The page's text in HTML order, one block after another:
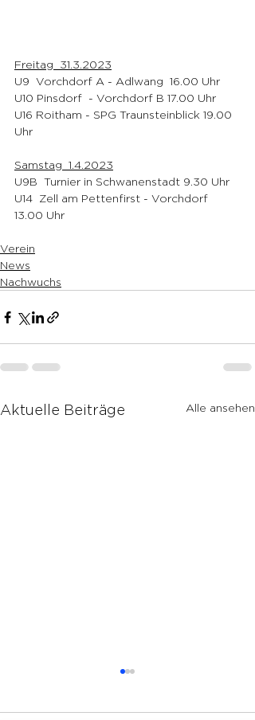
Freitag  31.3.2023
U9  Vorchdorf A - Adlwang  16.00 Uhr
U10 Pinsdorf  - Vorchdorf B 17.00 Uhr
U16 Roitham - SPG Traunsteinblick 19.00
Uhr
Samstag  1.4.2023
U9B  Turnier in Schwanenstadt 9.30 Uhr
U14  Zell am Pettenfirst - Vorchdorf
13.00 Uhr
Verein
News
Nachwuchs
Aktuelle Beiträge Alle ansehen